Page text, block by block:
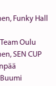
Funky Hall
Team Oulu
SEN CUP